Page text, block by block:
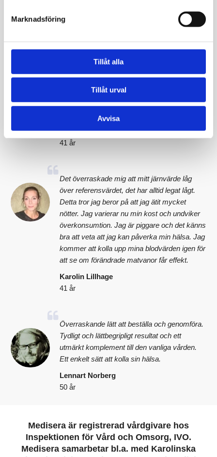
Marknadsföring
Tillåt alla
Tillåt urval
Avvisa
Självadministrerat, enkelt, snyggt och
trovärdigt. Allt man behöver veta står på
lätt att se resultaten, alla värden såg bra ut
och det kändes toppen. Det var endast ett
värde som låg precis under gränsen, det skall
jag kolla upp!
Lena Svenberg
41 år
Det överraskade mig att mitt järnvärde låg
över referensvärdet, det har alltid legat lågt.
Detta tror jag beror på att jag ätit mycket
nötter. Jag varierar nu min kost och undviker
överkonsumtion. Jag är piggare och det känns
bra att veta att jag kan påverka min hälsa. Jag
kommer att kolla upp mina blodvärden igen för
att se om förändrade matvanor får effekt.
Karolin Lillhage
41 år
Överraskande lätt att beställa och genomföra.
Tydligt och lättbegripligt resultat och ett
utmärkt komplement till den vanliga vården.
Ett enkelt sätt att kolla sin hälsa.
Lennart Norberg
50 år
Medisera är registrerad vårdgivare hos
Inspektionen för Vård och Omsorg, IVO.
Medisera samarbetar bl.a. med Karolinska